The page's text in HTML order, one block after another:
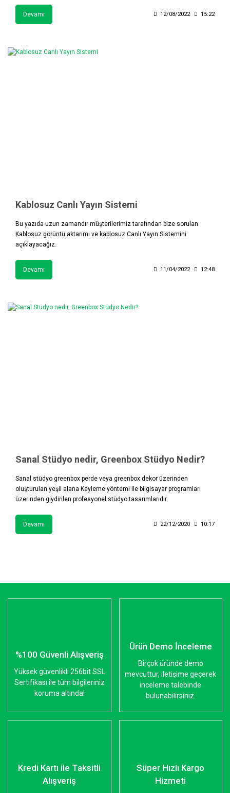
Devamı 12/08/2022 15:22
Kablosuz Canlı Yayın Sistemi
Bu yazıda uzun zamandır müşterilerimiz tarafından bize sorulan
Kablosuz görüntü aktarımı ve kablosuz Canlı Yayın Sistemini
açıklayacağız.
Devamı 11/04/2022 12:48
Sanal Stüdyo nedir, Greenbox Stüdyo Nedir?
Sanal stüdyo greenbox perde veya greenbox dekor üzerinden
oluşturulan yeşil alana Keyleme yöntemi ile bilgisayar programları
üzerinden giydirilen profesyonel stüdyo tasarımlarıdır.
Devamı 22/12/2020 10:17
%100 Güvenli Alışveriş
Yüksek güvenlikli 256bit SSL
Sertifikası ile tüm bilgileriniz
koruma altında!
Ürün Demo İnceleme
Birçok üründe demo
mevcuttur, iletişime geçerek
inceleme talebinde
bulunabilirsiniz.
Kredi Kartı ile Taksitli
Alışveriş
Süper Hızlı Kargo
Hizmeti